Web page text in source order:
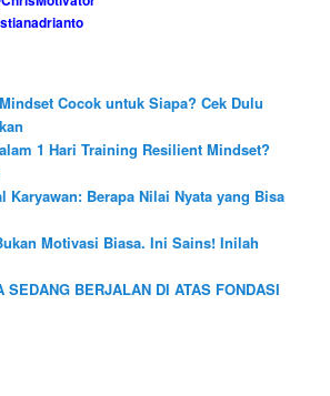
Cocok untuk Siapa? Cek Dulu
1 Hari Training Resilient Mindset?
Karyawan: Berapa Nilai Nyata yang Bisa
Motivasi Biasa. Ini Sains! Inilah
SEDANG BERJALAN DI ATAS FONDASI